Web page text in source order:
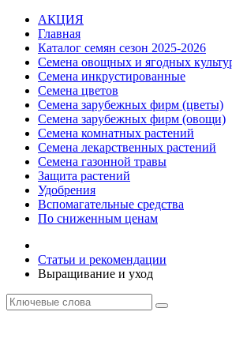
АКЦИЯ
Главная
Каталог семян сезон 2025-2026
Семена овощных и ягодных
Семена инкрустированные
Семена цветов
Семена зарубежных фирм (цветы)
Семена зарубежных фирм (овощи)
Семена комнатных растений
Семена лекарственных растений
Семена газонной травы
Защита растений
Удобрения
Вспомагательные средства
По сниженным ценам
Статьи и рекомендации
Выращивание и уход